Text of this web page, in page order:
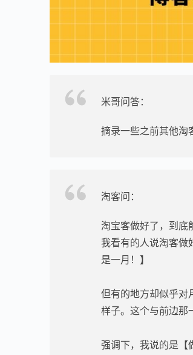
米哥问答：
摘录一些之前其他淘
淘客问：
淘宝客做好了，到底
我看有的人说淘客做
是一月！】
但有的地方却似乎对
样子。这个与前边那
强调下，我说的是【